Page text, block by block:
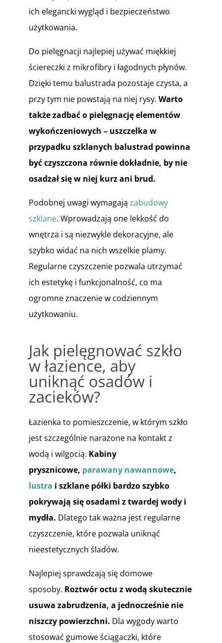
ich elegancki wygląd i bezpieczeństwo
użytkowania.
Do pielęgnacji najlepiej używać miękkiej
ściereczki z mikrofibry i łagodnych płynów.
Dzięki temu balustrada pozostaje czysta, a
przy tym nie powstają na niej rysy. Warto
także zadbać o pielęgnację elementów
wykończeniowych – uszczelka w
przypadku szklanych balustrad powinna
być czyszczona równie dokładnie, by nie
osadzał się w niej kurz ani brud.
Podobnej uwagi wymagają zabudowy
szklane. Wprowadzają one lekkość do
wnętrza i są niezwykle dekoracyjne, ale
szybko widać na nich wszelkie plamy.
Regularne czyszczenie pozwala utrzymać
ich estetykę i funkcjonalność, co ma
ogromne znaczenie w codziennym
użytkowaniu.
Jak pielęgnować szkło
w łazience, aby
uniknąć osadów i
zacieków?
Łazienka to pomieszczenie, w którym szkło
jest szczególnie narażone na kontakt z
wodą i wilgocią. Kabiny
prysznicowe, parawany nawannowe,
lustra i szklane półki bardzo szybko
pokrywają się osadami z twardej wody i
mydła. Dlatego tak ważna jest regularne
czyszczenie, które pozwala uniknąć
nieestetycznych śladów.
Najlepiej sprawdzają się domowe
sposoby. Roztwór octu z wodą skutecznie
usuwa zabrudzenia, a jednocześnie nie
niszczy powierzchni. Dla wygody warto
stosować gumowe ściągaczki, które